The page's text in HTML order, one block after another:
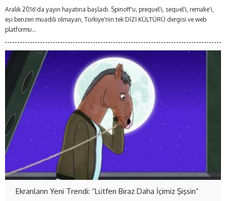
Aralık 2016'da yayın hayatına başladı. Spinoff'u, prequel'i, sequel'i, remake'i,
eşi benzeri muadili olmayan, Türkiye'nin tek DİZİ KÜLTÜRÜ dergisi ve web
platformu...
Ekranların Yeni Trendi: “Lütfen Biraz Daha İçimiz Şişsin”